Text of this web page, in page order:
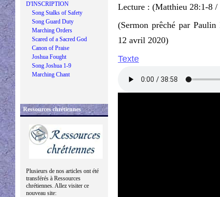
D'INSCRIPTION
Song Stalks of Safety
Song Guard Duty
Marching Orders
Scared of a Sacred God
Canon of Praise
Joshua Fought
Song Joshua 1-9
Marching Chant
Ressources chrétiennes
Plusieurs de nos articles ont été
transférés à Ressources
chrétiennes. Allez visiter ce
nouveau site:
Lecture : (Matthieu 28:1-8 /
(Sermon prêché par
12 avril 2020)
Texte